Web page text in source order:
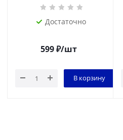
Достаточно
599₽/шт
В корзину